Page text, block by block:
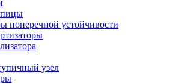
поперечной устойчивости
узел